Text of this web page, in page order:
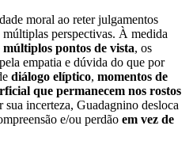
moral ao reter julgamentos
perspectivas. À medida
pontos de vista, os
empatia e dúvida do que por
diálogo elíptico, momentos de
que permanecem nos rostos
sua incerteza, Guadagnino desloca
e/ou perdão em vez de